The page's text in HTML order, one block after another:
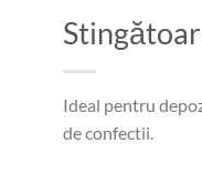
Ideal pentru
de confectii.